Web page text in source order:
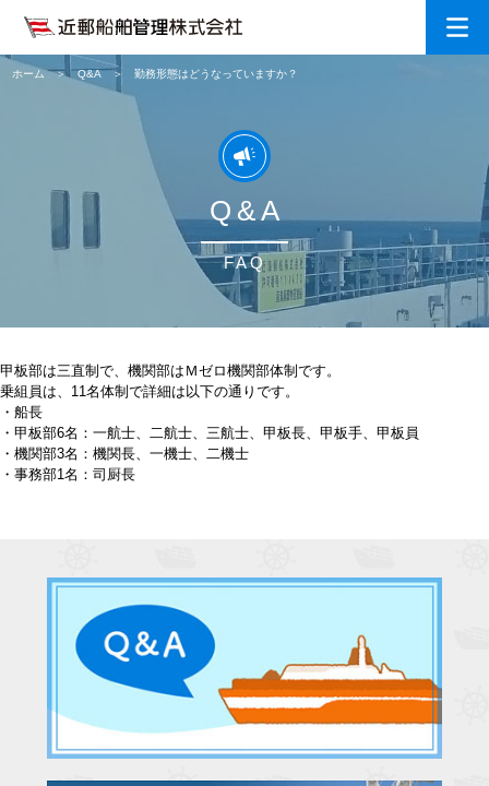
ホーム Q&A 勤務形態はどうなっていますか？
Q&A
FAQ
甲板部は三直制で、機関部はＭゼロ機関部体制です。
乗組員は、11名体制で詳細は以下の通りです。
・船長
・甲板部6名：一航士、二航士、三航士、甲板長、甲板手、甲板員
・機関部3名：機関長、一機士、二機士
・事務部1名：司厨長